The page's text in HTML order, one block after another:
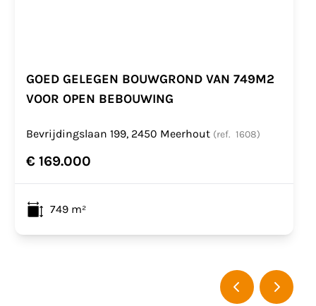
GOED GELEGEN BOUWGROND VAN 749M2
VOOR OPEN BEBOUWING
Bevrijdingslaan 199, 2450 Meerhout (ref. 1608)
€ 169.000
749 m²